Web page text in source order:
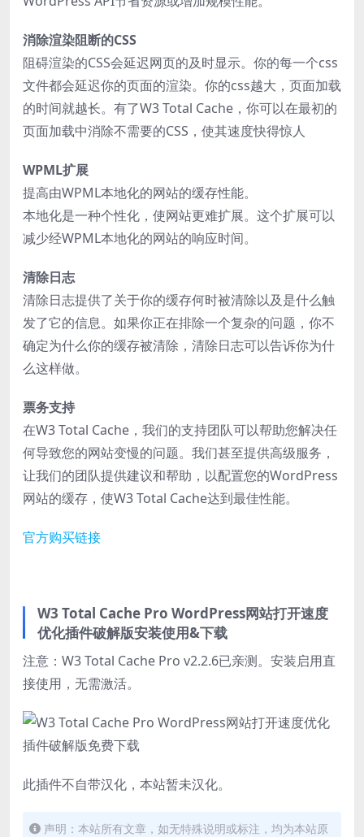
消除渲染阻断的CSS
阻碍渲染的CSS会延迟网页的及时显示。你的每一个css
文件都会延迟你的页面的渲染。你的css越大，页面加载
的时间就越长。有了W3 Total Cache，你可以在最初的
页面加载中消除不需要的CSS，使其速度快得惊人
WPML扩展
提高由WPML本地化的网站的缓存性能。
本地化是一种个性化，使网站更难扩展。这个扩展可以
减少经WPML本地化的网站的响应时间。
清除日志
清除日志提供了关于你的缓存何时被清除以及是什么触
发了它的信息。如果你正在排除一个复杂的问题，你不
确定为什么你的缓存被清除，清除日志可以告诉你为什
么这样做。
票务支持
在W3 Total Cache，我们的支持团队可以帮助您解决任
何导致您的网站变慢的问题。我们甚至提供高级服务，
让我们的团队提供建议和帮助，以配置您的WordPress
网站的缓存，使W3 Total Cache达到最佳性能。
官方购买链接
W3 Total Cache Pro WordPress网站打开速度
优化插件破解版安装使用&下载
注意：W3 Total Cache Pro v2.2.6已亲测。安装启用直
接使用，无需激活。
此插件不自带汉化，本站暂未汉化。
声明：本站所有文章，如无特殊说明或标注，均为本站原